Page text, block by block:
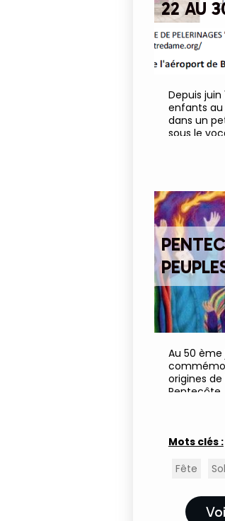
22 AU
Depuis juin
enfants au
dans un
sous le
Au 50 ème
origines de
Pentecôte.
profusion
Mots clés :
Fête